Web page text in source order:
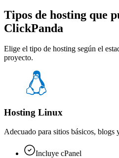
Tipos de hosting que
ClickPanda
Elige el tipo de hosting según el
proyecto.
Hosting Linux
Adecuado para sitios básicos, blogs
Incluye cPanel